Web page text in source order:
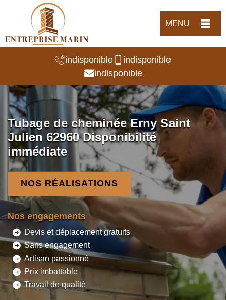
MENU
indisponible
indisponible
indisponible
Tubage de cheminée Erny Saint
Julien 62960 Disponibilité
immédiate
NOS RÉALISATIONS
Nos engagements
Devis et déplacement gratuits
Sans engagement
Artisan passionné
Prix imbattable
Travail de qualité